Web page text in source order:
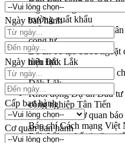
Ngành cá ngừ Đắk Lắk
trường xuất khẩu
Diễn đàn Kinh tế tư
công tư
Đề án 06 tạo bước ngoặt
tỉnh Đắk Lắk
Kết nối tour, đẩy mạnh
Đắk Lắk
Khởi động Dự án Đầu tư
công nghiệp Tân Tiến
Gặp mặt các cơ quan
Báo chí Cách mạng Việt
Đắk Lắk sơ kết 4 năm
Ngày ban hành
Ngày hiệu lực
Cấp ban hành
Cơ quan ban hành